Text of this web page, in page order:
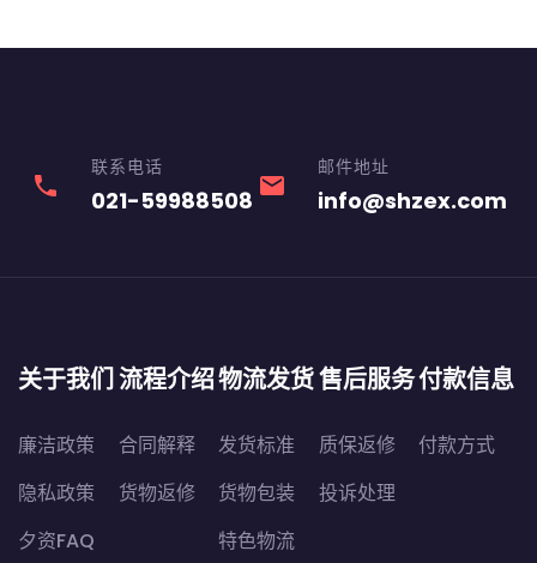
phone
联系电话
021-59988508 email
邮件地址
info@shzex.com
关于我们
廉洁政策
隐私政策
夕资FAQ
流程介绍
合同解释
货物返修
物流发货
发货标准
货物包装
特色物流
售后服务
质保返修
投诉处理
付款信息
付款方式